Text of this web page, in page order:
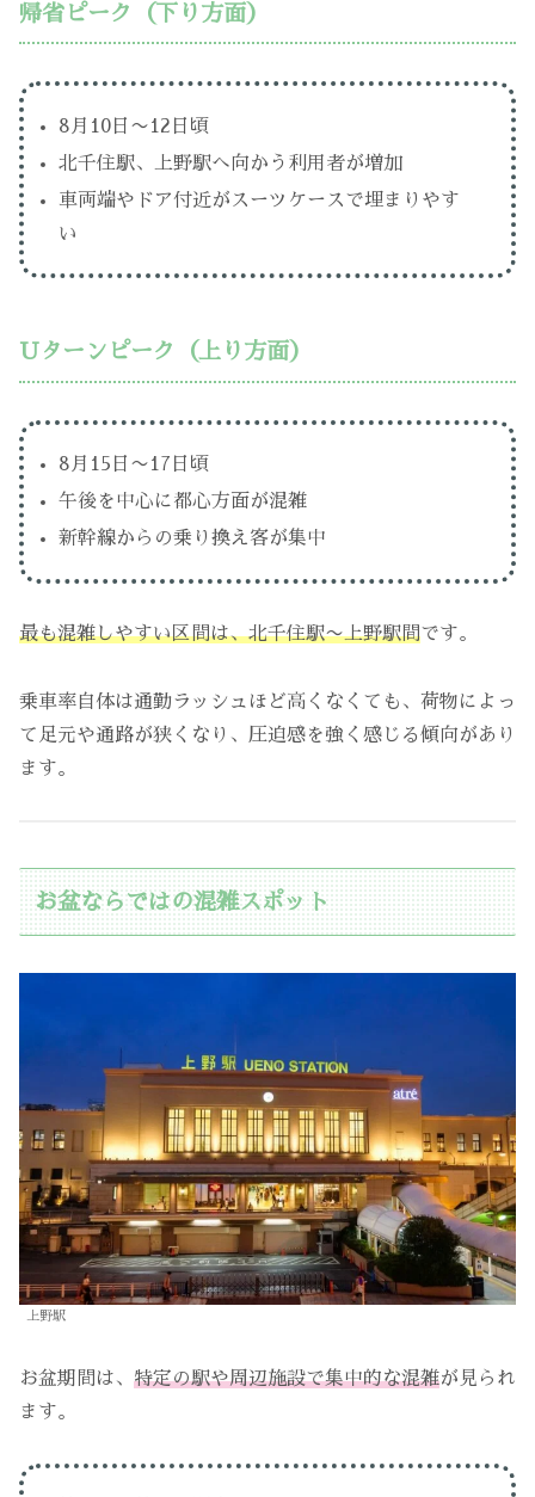
帰省ピーク（下り方面）
8月10日〜12日頃
北千住駅、上野駅へ向かう利用者が増加
車両端やドア付近がスーツケースで埋まりやす
い
Uターンピーク（上り方面）
8月15日〜17日頃
午後を中心に都心方面が混雑
新幹線からの乗り換え客が集中
最も混雑しやすい区間は、北千住駅〜上野駅間です。
乗車率自体は通勤ラッシュほど高くなくても、荷物によっ
て足元や通路が狭くなり、圧迫感を強く感じる傾向があり
ます。
お盆ならではの混雑スポット
上野駅
お盆期間は、 特定の駅や周辺施設で集中的な混雑が見られ
ます。